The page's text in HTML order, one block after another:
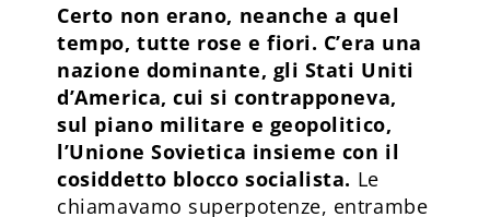
Certo non erano, neanche a quel
tempo, tutte rose e fiori. C’era una
nazione dominante, gli Stati Uniti
d’America, cui si contrapponeva,
sul piano militare e geopolitico,
l’Unione Sovietica insieme con il
cosiddetto blocco socialista. Le
chiamavamo superpotenze, entrambe